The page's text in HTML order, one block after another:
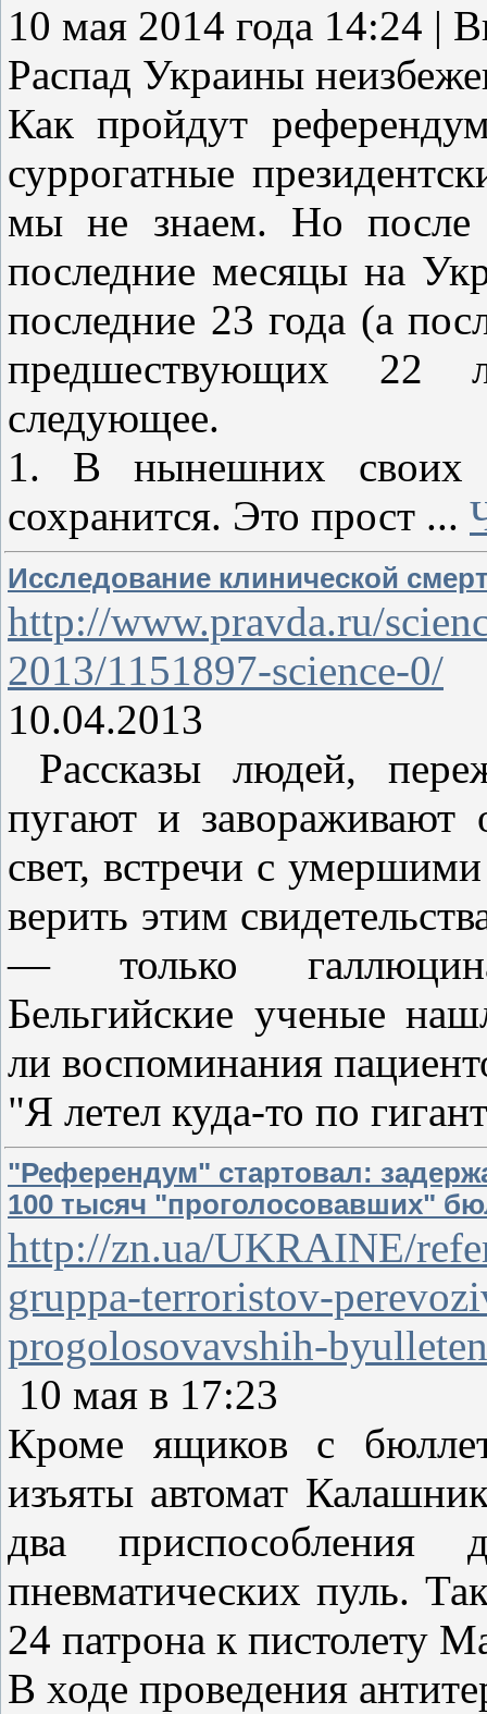
10 мая 2014 года 14:24
Распад Украины
Как пройдут
суррогатные
мы не знаем. Но после
последние месяцы на
последние 23 года (а
предшествующих 22
следующее.
1. В нынешних своих
сохранится. Это прост ...
Исследование клинической
http://www.pravda.ru/
2013/1151897-science-0/
10.04.2013
Рассказы людей,
пугают и завораживают
свет, встречи с
верить этим
— только
Бельгийские ученые
ли воспоминания
"Я летел куда-то по
"Референдум" стартовал:
100 тысяч "проголосовавших"
http://zn.ua/UKRAINE/
gruppa-terroristov-
progolosovavshih-
10 мая в 17:23
Кроме ящиков с
изъяты автомат
два приспособления
пневматических пуль.
24 патрона к пистолету
В ходе проведения